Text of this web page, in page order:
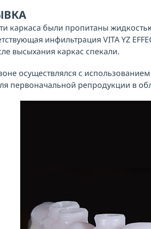
каркаса были пропитаны
инфильтрация VITA YZ
высыхания каркас спекали.
осуществлялся с
первоначальной репродукции в